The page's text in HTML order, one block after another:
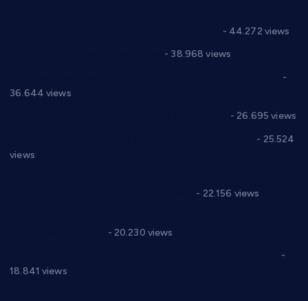
- 44.272 views
- 38.968 views
-
36.644 views
- 26.695 views
- 25.524
views
- 22.156 views
- 20.230 views
-
18.841 views